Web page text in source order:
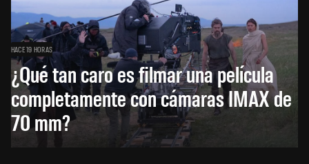
HACE 19 HORAS
¿Qué tan caro es filmar una película
completamente con cámaras IMAX de
70 mm?